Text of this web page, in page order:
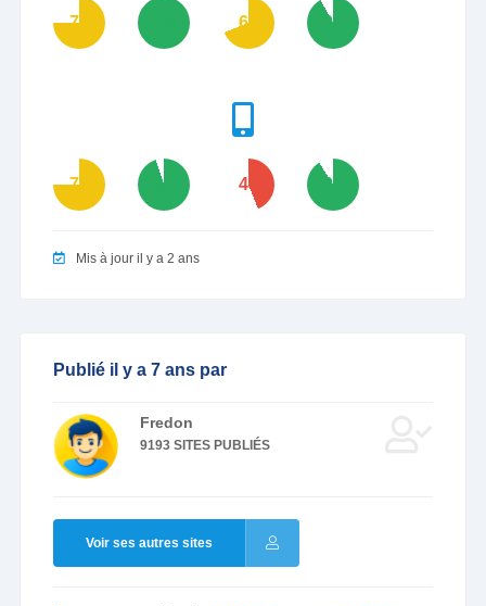
75 69 92
75 95 44 91
Mis à jour il y a 2 ans
Publié il y a 7 ans par
Fredon
9193 SITES PUBLIÉS
Voir ses autres sites